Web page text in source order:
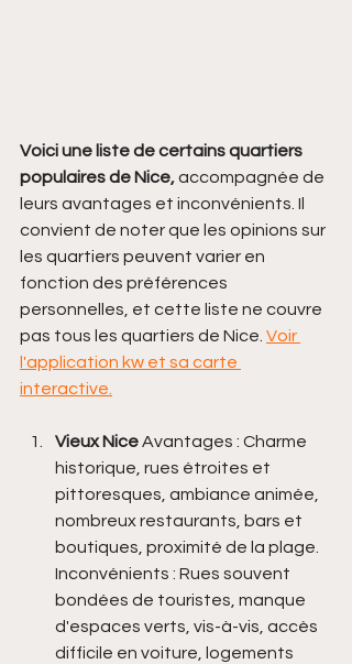
Voici une liste de certains quartiers
populaires de Nice, accompagnée de
leurs avantages et inconvénients. Il
convient de noter que les opinions sur
les quartiers peuvent varier en
fonction des préférences
personnelles, et cette liste ne couvre
pas tous les quartiers de Nice. Voir
l'application kw et sa carte
interactive.
Vieux Nice Avantages : Charme
historique, rues étroites et
pittoresques, ambiance animée,
nombreux restaurants, bars et
boutiques, proximité de la plage.
Inconvénients : Rues souvent
bondées de touristes, manque
d'espaces verts, vis-à-vis, accès
difficile en voiture, logements